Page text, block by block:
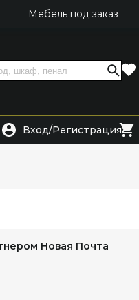
Мебель под заказ
Вход/Регистрация
Новая Почта